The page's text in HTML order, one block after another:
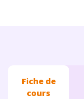
Fiche de
cours